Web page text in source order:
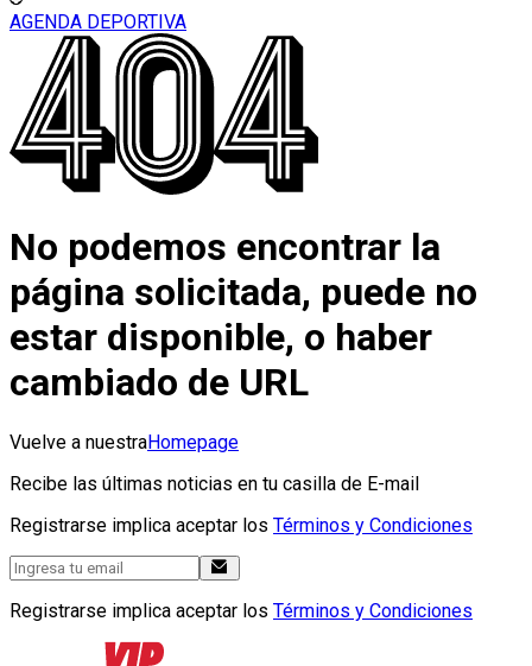
AGENDA DEPORTIVA
No podemos encontrar la
página solicitada, puede no
estar disponible, o haber
cambiado de URL
Vuelve a nuestraHomepage
Recibe las últimas noticias en tu casilla de E-mail
Registrarse implica aceptar los Términos y Condiciones
Registrarse implica aceptar los Términos y Condiciones